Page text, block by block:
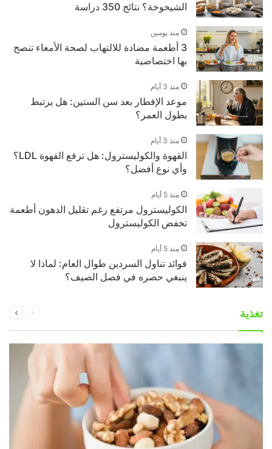
الشيخوخة؟ نتائج 350 دراسة
منذ يومين
3 أطعمة مضادة للالتهاب لصحة الأمعاء تنصح
بها اختصاصية
منذ 3 أيام
موعد الإفطار بعد سن الستين: هل يرتبط
بطول العمر؟
منذ 3 أيام
القهوة والكوليسترول: هل ترفع القهوة LDL؟
وأي نوع أفضل؟
منذ 5 أيام
الكوليسترول مرتفع رغم تقليل الدهون أطعمة
تخفض الكوليسترول
منذ 5 أيام
فوائد تناول السردين طوال العام: لماذا لا
ينبغي حصره في فصل الصيف؟
تغذية الصفحةالصفحة